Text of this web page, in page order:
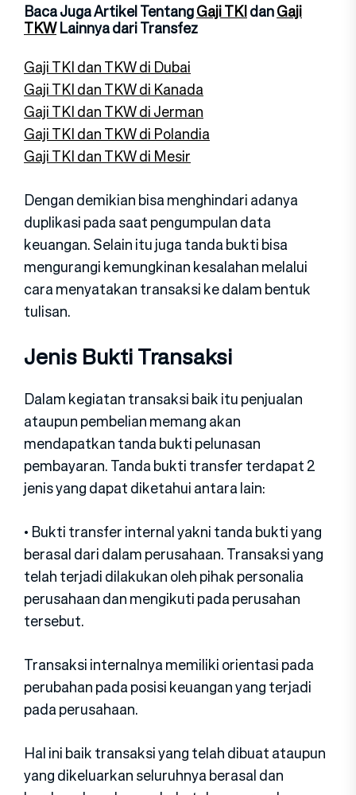
Baca Juga Artikel TentangGaji TKIdanGaji
TKWLainnya dari Transfez
Gaji TKI dan TKW di Dubai
Gaji TKI dan TKW di Kanada
Gaji TKI dan TKW di Jerman
Gaji TKI dan TKW di Polandia
Gaji TKI dan TKW di Mesir
Dengan demikian bisa menghindari adanya
duplikasi pada saat pengumpulan data
keuangan. Selain itu juga tanda bukti bisa
mengurangi kemungkinan kesalahan melalui
cara menyatakan transaksi ke dalam bentuk
tulisan.
Jenis Bukti Transaksi
Dalam kegiatan transaksi baik itu penjualan
ataupun pembelian memang akan
mendapatkan tanda bukti pelunasan
pembayaran. Tanda bukti transfer terdapat 2
jenis yang dapat diketahui antara lain:
• Bukti transfer internal yakni tanda bukti yang
berasal dari dalam perusahaan. Transaksi yang
telah terjadi dilakukan oleh pihak personalia
perusahaan dan mengikuti pada perusahan
tersebut.
Transaksi internalnya memiliki orientasi pada
perubahan pada posisi keuangan yang terjadi
pada perusahaan.
Hal ini baik transaksi yang telah dibuat ataupun
yang dikeluarkan seluruhnya berasal dan